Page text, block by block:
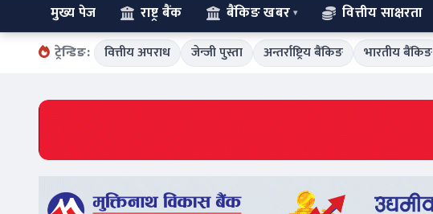
मुख्य पेज राष्ट्र बैंक बैंकिङ खबर वित्तीय साक्षरता
ट्रेन्डिङ: वित्तीय अपराध जेन्जी पुस्ता अन्तर्राष्ट्रिय बैंकिङ भारतीय बैंकिङ